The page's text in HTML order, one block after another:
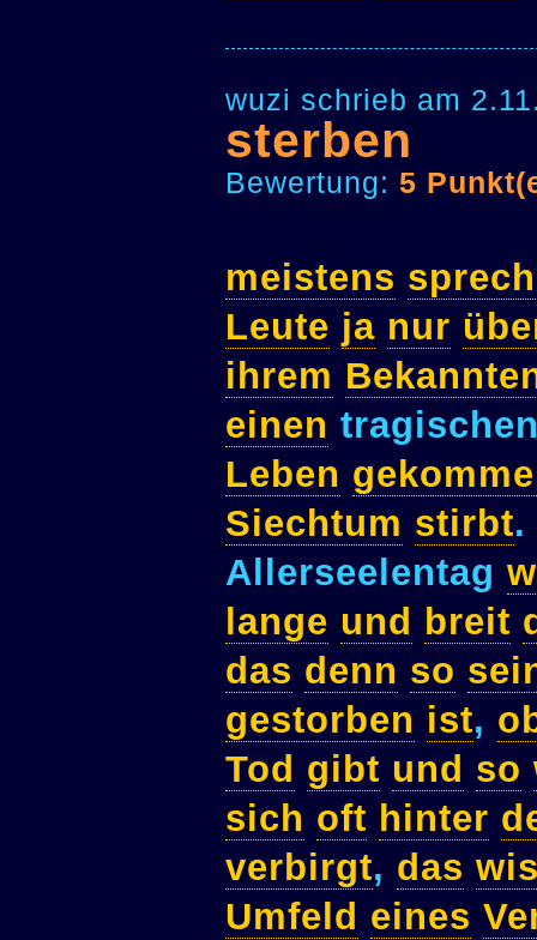
wuzi schrieb am
sterben
Bewertung: 5
meistens
Leute ja nur
ihrem
einen
Leben
Siechtum stirbt.
Allerseelentag
lange und breit
das denn so
gestorben ist,
Tod gibt und so
sich oft hinter
verbirgt, das
Umfeld eines